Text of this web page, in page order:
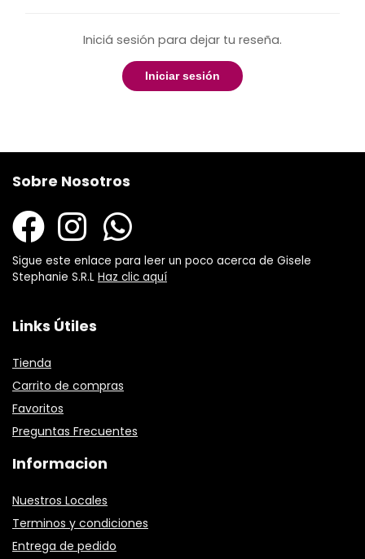
Iniciá sesión para dejar tu reseña.
Iniciar sesión
Sobre Nosotros
Sigue este enlace para leer un poco acerca de Gisele
Stephanie S.R.L Haz clic aquí
Links Útiles
Tienda
Carrito de compras
Favoritos
Preguntas Frecuentes
Informacion
Nuestros Locales
Terminos y condiciones
Entrega de pedido